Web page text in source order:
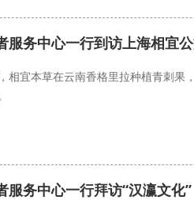
服务中心一行到访上海相宜
相宜本草在云南香格里拉种植青刺果
务中心一行拜访“汉瀛文化”